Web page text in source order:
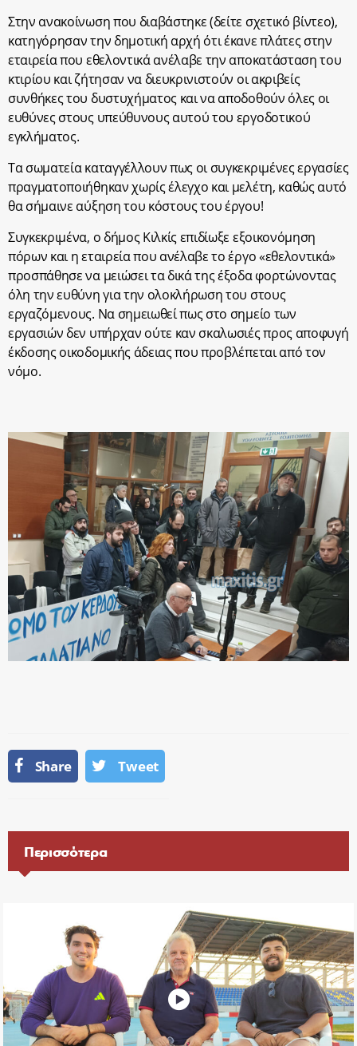
Στην ανακοίνωση που διαβάστηκε (δείτε σχετικό βίντεο),
κατηγόρησαν την δημοτική αρχή ότι έκανε πλάτες στην
εταιρεία που εθελοντικά ανέλαβε την αποκατάσταση του
κτιρίου και ζήτησαν να διευκρινιστούν οι ακριβείς
συνθήκες του δυστυχήματος και να αποδοθούν όλες οι
ευθύνες στους υπεύθυνους αυτού του εργοδοτικού
εγκλήματος.
Τα σωματεία καταγγέλλουν πως οι συγκεκριμένες εργασίες
πραγματοποιήθηκαν χωρίς έλεγχο και μελέτη, καθώς αυτό
θα σήμαινε αύξηση του κόστους του έργου!
Συγκεκριμένα, ο δήμος Κιλκίς επιδίωξε εξοικονόμηση
πόρων και η εταιρεία που ανέλαβε το έργο «εθελοντικά»
προσπάθησε να μειώσει τα δικά της έξοδα φορτώνοντας
όλη την ευθύνη για την ολοκλήρωση του στους
εργαζόμενους. Να σημειωθεί πως στο σημείο των
εργασιών δεν υπήρχαν ούτε καν σκαλωσιές προς αποφυγή
έκδοσης οικοδομικής άδειας που προβλέπεται από τον
νόμο.
Share Tweet
Περισσότερα